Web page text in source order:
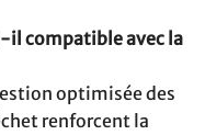
il compatible avec la
optimisée des
renforcent la